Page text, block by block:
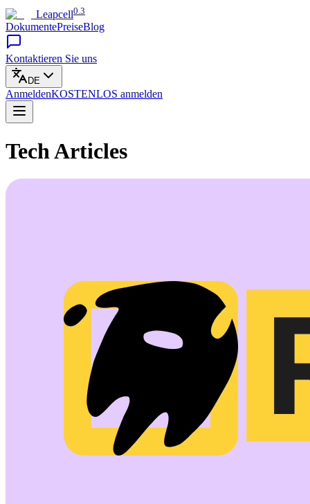
Leapcell0.3
DokumentePreiseBlog
Kontaktieren Sie uns
DE
AnmeldenKOSTENLOS anmelden
Tech Articles